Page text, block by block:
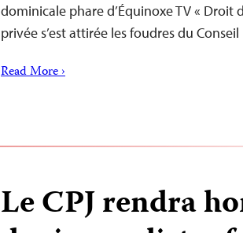
dominicale phare d’Équinoxe TV « Droit
privée s’est attirée les foudres du
Read More ›
Le CPJ rendra